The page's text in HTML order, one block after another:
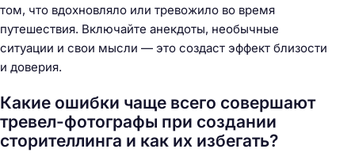
том, что вдохновляло или тревожило во время
путешествия. Включайте анекдоты, необычные
ситуации и свои мысли — это создаст эффект близости
и доверия.
Какие ошибки чаще всего совершают
тревел-фотографы при создании
сторителлинга и как их избегать?